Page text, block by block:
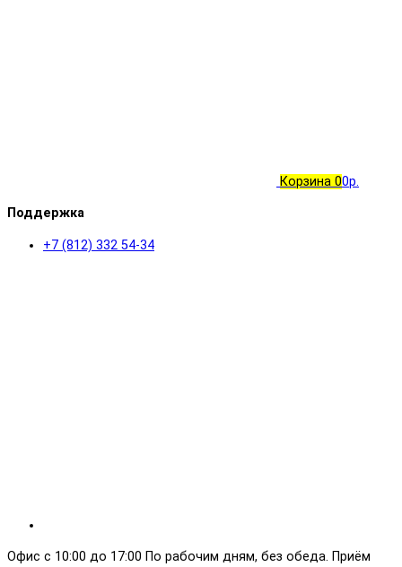
Корзина 00р.
Поддержка
+7 (812) 332 54-34
Офис с 10:00 до 17:00 По рабочим дням, без обеда. Приём